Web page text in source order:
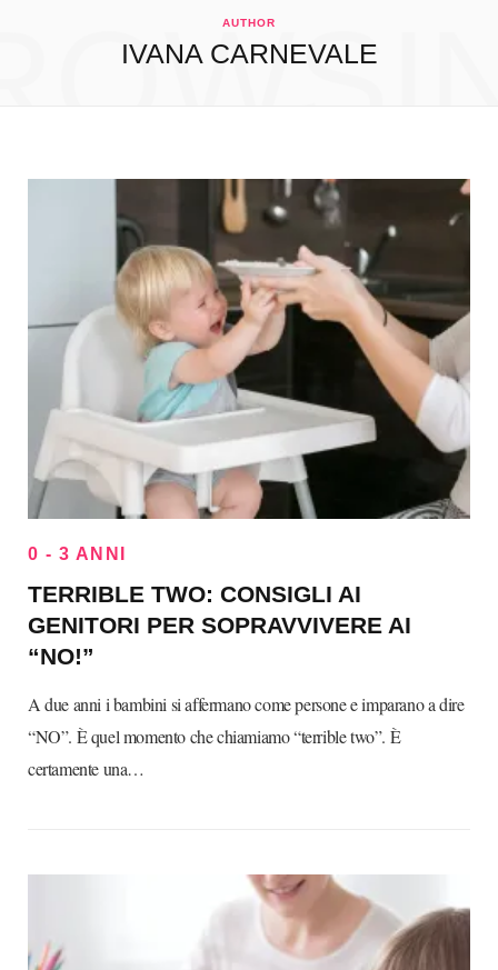
AUTHOR
IVANA CARNEVALE
0 - 3 ANNI
TERRIBLE TWO: CONSIGLI AI
GENITORI PER SOPRAVVIVERE AI
“NO!”
A due anni i bambini si affermano come persone e imparano a dire
“NO”. È quel momento che chiamiamo “terrible two”. È
certamente una…